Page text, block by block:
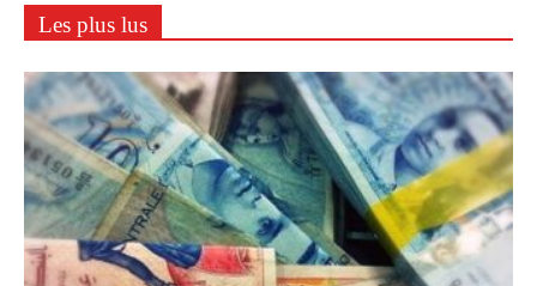
Les plus lus